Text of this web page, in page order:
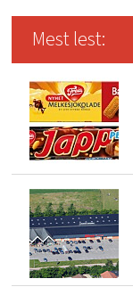
Mest lest: